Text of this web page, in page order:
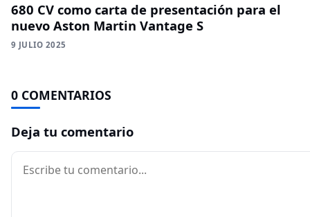
680 CV como carta de presentación para el
nuevo Aston Martin Vantage S
9 JULIO 2025
0 COMENTARIOS
Deja tu comentario
Comentario